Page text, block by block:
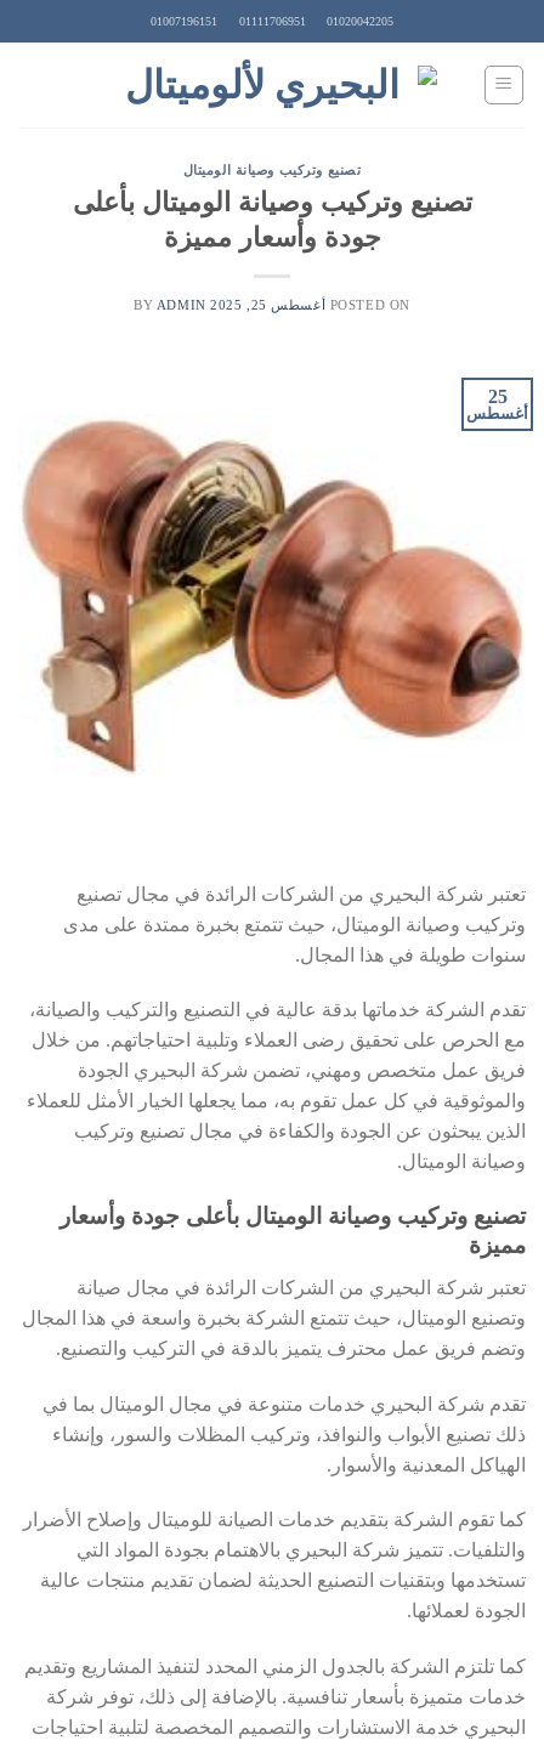
to
content
01020042205
01111706951
01007196151
تصنيع وتركيب وصيانة الوميتال
تصنيع وتركيب وصيانة الوميتال بأعلى
جودة وأسعار مميزة
POSTED ON أغسطس 25, 2025 BY
ADMIN
25
أغسطس
تعتبر شركة البحيري من الشركات الرائدة في مجال تصنيع
وتركيب وصيانة الوميتال، حيث تتمتع بخبرة ممتدة على مدى
سنوات طويلة في هذا المجال.
تقدم الشركة خدماتها بدقة عالية في التصنيع والتركيب والصيانة،
مع الحرص على تحقيق رضى العملاء وتلبية احتياجاتهم. من خلال
فريق عمل متخصص ومهني، تضمن شركة البحيري الجودة
والموثوقية في كل عمل تقوم به، مما يجعلها الخيار الأمثل للعملاء
الذين يبحثون عن الجودة والكفاءة في مجال تصنيع وتركيب
وصيانة الوميتال.
تصنيع وتركيب وصيانة الوميتال بأعلى جودة وأسعار
مميزة
تعتبر شركة البحيري من الشركات الرائدة في مجال صيانة
وتصنيع الوميتال، حيث تتمتع الشركة بخبرة واسعة في هذا المجال
وتضم فريق عمل محترف يتميز بالدقة في التركيب والتصنيع.
تقدم شركة البحيري خدمات متنوعة في مجال الوميتال بما في
ذلك تصنيع الأبواب والنوافذ، وتركيب المظلات والسور، وإنشاء
الهياكل المعدنية والأسوار.
كما تقوم الشركة بتقديم خدمات الصيانة للوميتال وإصلاح الأضرار
والتلفيات. تتميز شركة البحيري بالاهتمام بجودة المواد التي
تستخدمها وبتقنيات التصنيع الحديثة لضمان تقديم منتجات عالية
الجودة لعملائها.
كما تلتزم الشركة بالجدول الزمني المحدد لتنفيذ المشاريع وتقديم
خدمات متميزة بأسعار تنافسية. بالإضافة إلى ذلك، توفر شركة
البحيري خدمة الاستشارات والتصميم المخصصة لتلبية احتياجات